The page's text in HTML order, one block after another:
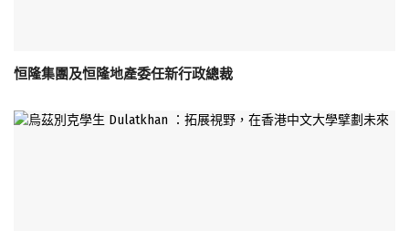
恒隆集團及恒隆地產委任新行政總裁